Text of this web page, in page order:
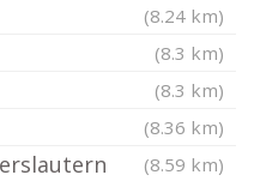
(8.24 km)
(8.3 km)
(8.3 km)
(8.36 km)
(8.59 km)